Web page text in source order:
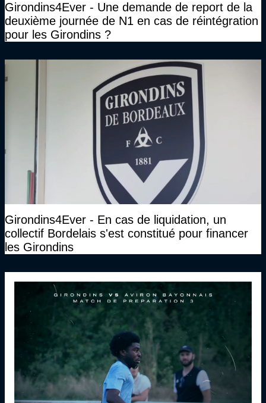
Girondins4Ever - Une demande de report de la
deuxième journée de N1 en cas de réintégration
pour les Girondins ?
Girondins4Ever - En cas de liquidation, un
collectif Bordelais s'est constitué pour financer
les Girondins